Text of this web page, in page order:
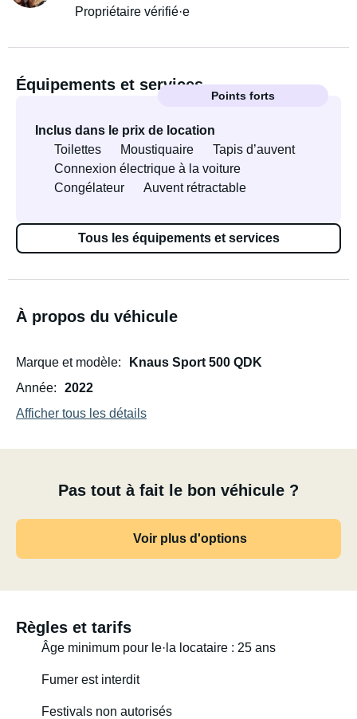
Propriétaire vérifié·e
Équipements et services
Points forts
Inclus dans le prix de location
Toilettes
Moustiquaire
Tapis d’auvent
Connexion électrique à la voiture
Congélateur
Auvent rétractable
Tous les équipements et services
À propos du véhicule
Marque et modèle
Knaus Sport 500 QDK
Année
2022
Afficher tous les détails
Pas tout à fait le bon véhicule ?
Voir plus d'options
Règles et tarifs
Âge minimum pour le·la locataire : 25 ans
Fumer est interdit
Festivals non autorisés